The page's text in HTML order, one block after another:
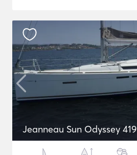
Jeanneau Sun Odyssey 419